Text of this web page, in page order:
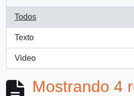
Todos
Texto
, 3 resultados
Video
, 1 resultados
Mostrando 4